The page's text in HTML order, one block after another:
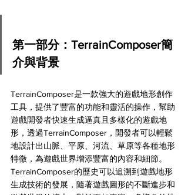
第一部分：TerrainComposer簡
介與背景
TerrainComposer是一款強大的遊戲地形創作
工具，提供了豐富的功能和靈活的操作，幫助
遊戲開發者快速生成逼真且多樣化的遊戲地
形，透過TerrainComposer，開發者可以輕鬆
地設計出山脈、平原、河流、草原等各種地形
特徵，為遊戲世界增添豐富的內容和細節。
TerrainComposer的歷史可以追溯到遊戲地形
生成技術的發展，隨著遊戲圖形的不斷進步和